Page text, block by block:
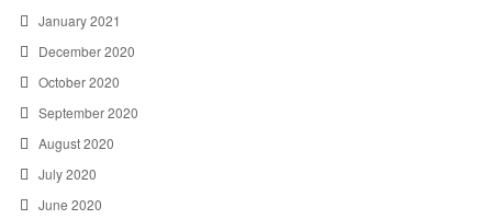
January 2021
December 2020
October 2020
September 2020
August 2020
July 2020
June 2020